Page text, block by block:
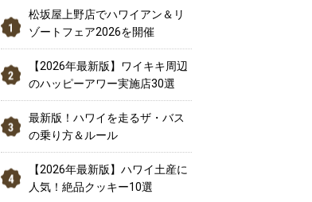
松坂屋上野店でハワイアン＆リ
ゾートフェア2026を開催
【2026年最新版】ワイキキ周辺
のハッピーアワー実施店30選
最新版！ハワイを走るザ・バス
の乗り方＆ルール
【2026年最新版】ハワイ土産に
人気！絶品クッキー10選